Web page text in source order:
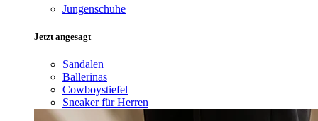
Jungenschuhe
Jetzt angesagt
Sandalen
Ballerinas
Cowboystiefel
Sneaker für Herren